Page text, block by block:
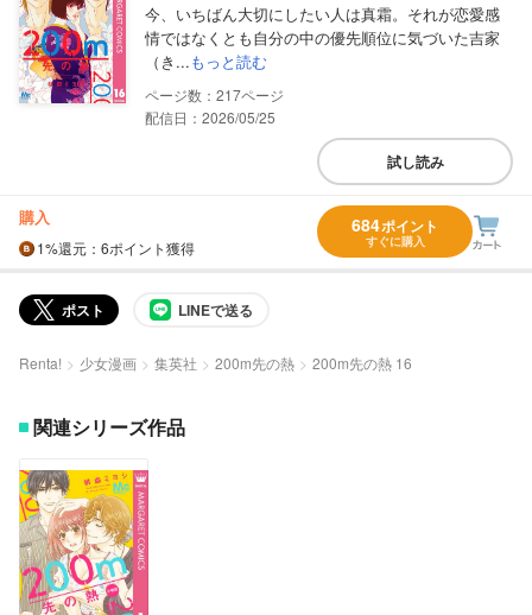
今、いちばん大切にしたい人は真霜。それが恋愛感
情ではなくとも自分の中の優先順位に気づいた吉家
（き...もっと読む
217
配信日：2026/05/25
試し読み
購入
1%還元 ：6ポイント獲得
684ポイント
すぐに購入
ポスト LINEで送る
Renta! 少女漫画 集英社 200m先の熱 200m先の熱 16
関連シリーズ作品